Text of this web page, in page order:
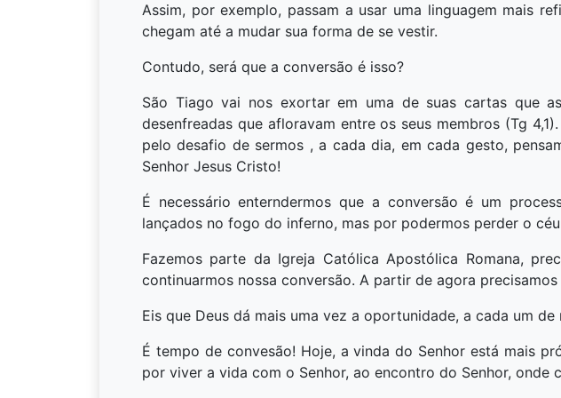
Assim, por exemplo, passam a usar uma linguagem mais
chegam até a mudar sua forma de se vestir.
Contudo, será que a conversão é isso?
São Tiago vai nos exortar em uma de suas cartas que
desenfreadas que afloravam entre os seus membros (Tg
pelo desafio de sermos , a cada dia, em cada gesto,
Senhor Jesus Cristo!
É necessário enterndermos que a conversão é um
lançados no fogo do inferno, mas por podermos perder o
Fazemos parte da Igreja Católica Apostólica Romana,
continuarmos nossa conversão. A partir de agora
Eis que Deus dá mais uma vez a oportunidade, a cada um
É tempo de convesão! Hoje, a vinda do Senhor está mais
por viver a vida com o Senhor, ao encontro do Senhor,